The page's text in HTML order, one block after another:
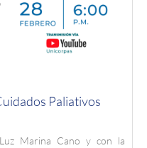
Paliativos
Marina Cano y con la